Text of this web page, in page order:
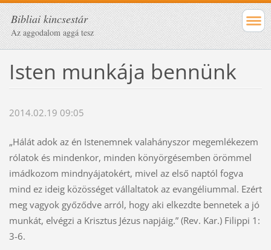
Bibliai kincsestár
Az aggodalom aggá tesz
Isten munkája bennünk
2014.02.19 09:05
„Hálát adok az én Istenemnek valahányszor megemlékezem
rólatok és mindenkor, minden könyörgésemben örömmel
imádkozom mindnyájatokért, mivel az első naptól fogva
mind ez ideig közösséget vállaltatok az evangéliummal. Ezért
meg vagyok győződve arról, hogy aki elkezdte bennetek a jó
munkát, elvégzi a Krisztus Jézus napjáig.” (Rev. Kar.) Filippi 1:
3-6.